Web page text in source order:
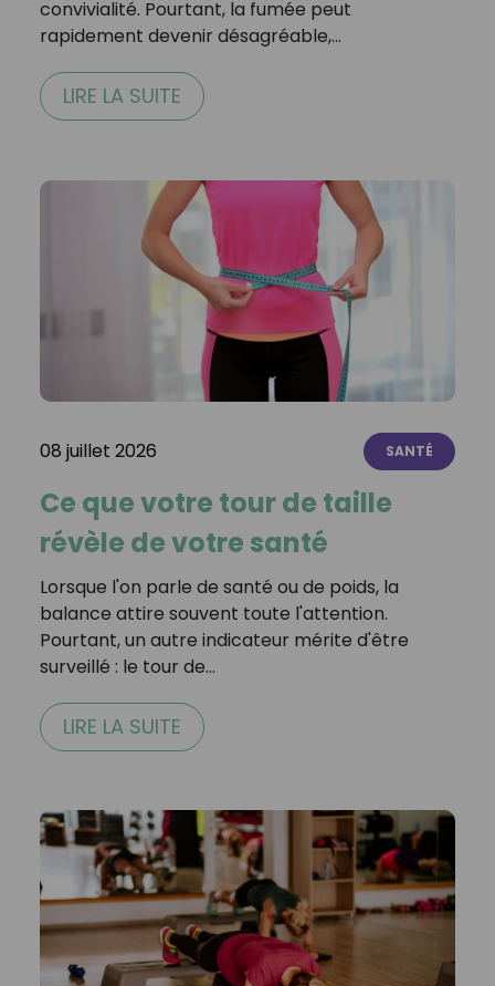
convivialité. Pourtant, la fumée peut
rapidement devenir désagréable,…
LIRE LA SUITE
08 juillet 2026 SANTÉ
Ce que votre tour de taille
révèle de votre santé
Lorsque l'on parle de santé ou de poids, la
balance attire souvent toute l'attention.
Pourtant, un autre indicateur mérite d'être
surveillé : le tour de…
LIRE LA SUITE